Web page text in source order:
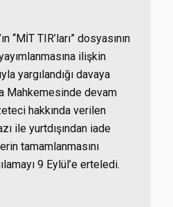
“MİT TIR’ları” dosyasının
ilişkin
yargılandığı davaya
Mahkemesinde devam
hakkında verilen
ile yurtdışından iade
tamamlanmasını
9 Eylül’e erteledi.